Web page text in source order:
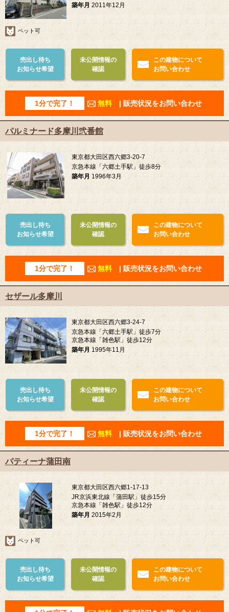
築年月 2011年12月
ペット可
売出し待ち
お知らせ希望
未公開情報の
確認
この建物について
お問い合わせ
1分で完了！ 無料 | 販売状況をお問い合わせ
パルミナード多摩川弐番館
東京都大田区西六郷3-20-7
京急本線「六郷土手駅」徒歩8分
築年月 1996年3月
売出し待ち
お知らせ希望
未公開情報の
確認
この建物について
お問い合わせ
1分で完了！ 無料 | 販売状況をお問い合わせ
セザール多摩川
東京都大田区西六郷3-24-7
京急本線「六郷土手駅」徒歩7分
京急本線「雑色駅」徒歩12分
築年月 1995年11月
売出し待ち
お知らせ希望
未公開情報の
確認
この建物について
お問い合わせ
1分で完了！ 無料 | 販売状況をお問い合わせ
パティーナ蒲田南
東京都大田区西六郷1-17-13
JR京浜東北線「蒲田駅」徒歩15分
京急本線「雑色駅」徒歩12分
築年月 2015年2月
ペット可
売出し待ち
お知らせ希望
未公開情報の
確認
この建物について
お問い合わせ